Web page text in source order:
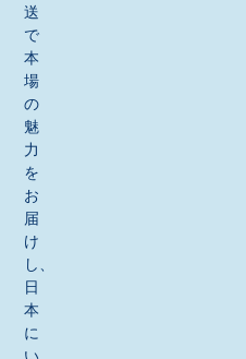
送
で
本
場
の
魅
力
を
お
届
け
し、
日
本
に